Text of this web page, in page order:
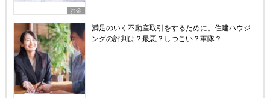
お金
満足のいく不動産取引をするために。住建ハウジ
ングの評判は？最悪？しつこい？軍隊？